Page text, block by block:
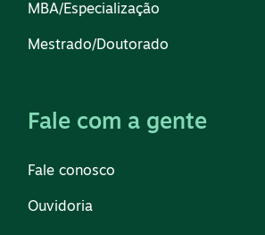
MBA/Especialização
Mestrado/Doutorado
Fale com a gente
Fale conosco
Ouvidoria